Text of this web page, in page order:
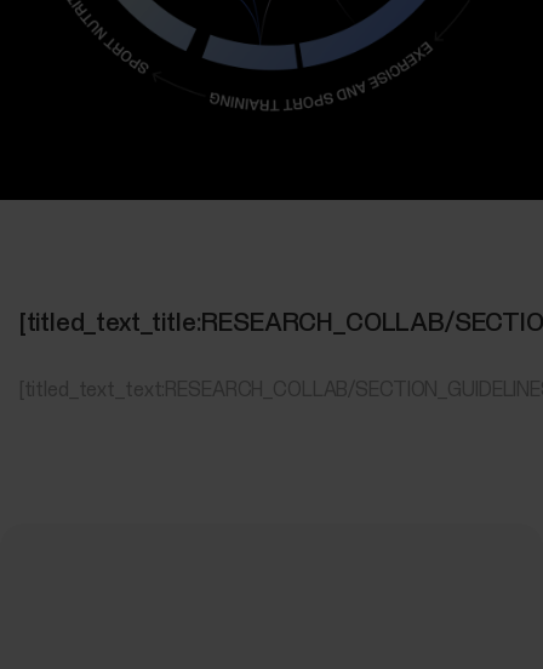
[titled_text_title:RESEARCH_COLLAB/